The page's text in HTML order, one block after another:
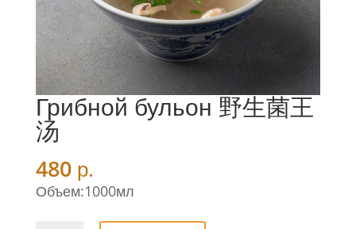
Грибной бульон 野生菌王
汤
480 р.
Объем:1000мл